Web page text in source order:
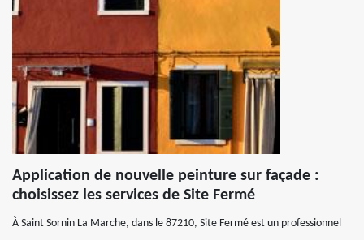
Application de nouvelle peinture sur façade :
choisissez les services de Site Fermé
À Saint Sornin La Marche, dans le 87210, Site Fermé est un professionnel